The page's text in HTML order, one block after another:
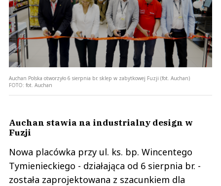
Auchan Polska otworzyło 6 sierpnia br. sklep w zabytkowej Fuzji (fot. Auchan)
FOTO: fot. Auchan
Auchan stawia na industrialny design w
Fuzji
Nowa placówka przy ul. ks. bp. Wincentego
Tymienieckiego - działająca od 6 sierpnia br. -
została zaprojektowana z szacunkiem dla